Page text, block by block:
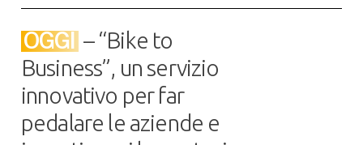
OGGI – “Bike to
Business”, un servizio
innovativo per far
pedalare le aziende e